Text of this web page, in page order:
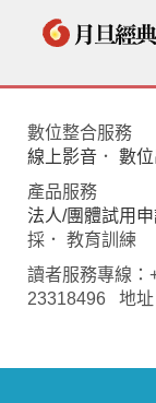
數位整合服務
線上影音 ． 數
產品服務
法人/團體試用
採． 教育訓練
讀者服務專線
23318496 地址